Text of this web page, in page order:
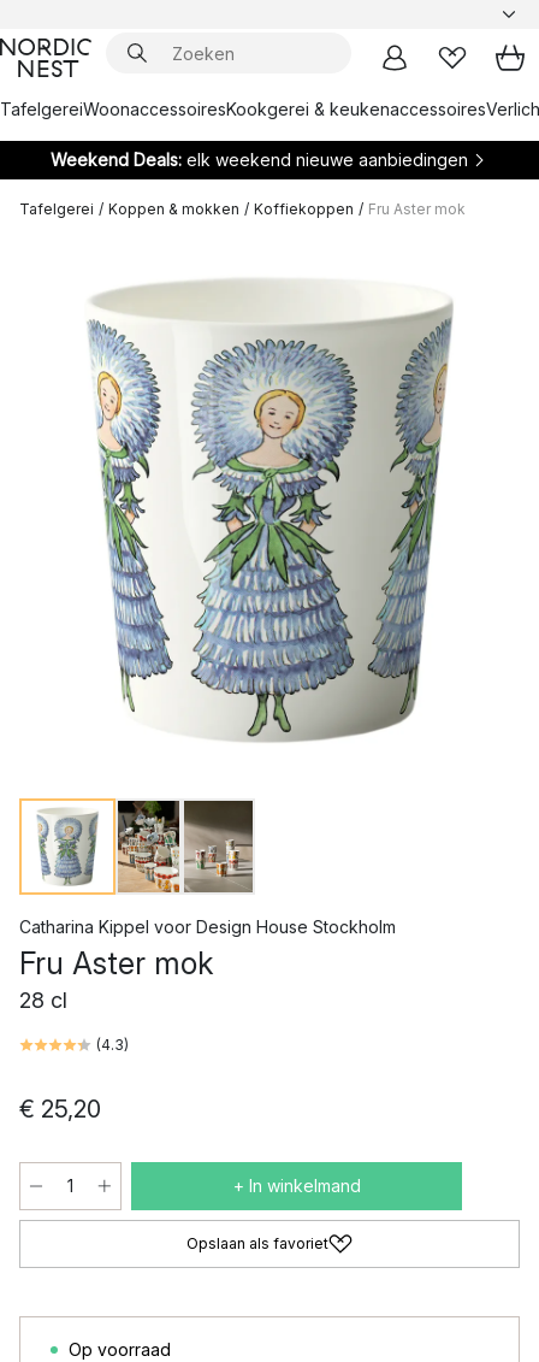
TafelgereiWoonaccessoiresKookgerei & keukenaccessoires
Weekend Deals: elk weekend nieuwe aanbiedingen
Tafelgerei / Koppen & mokken / Koffiekoppen / Fru Aster mok
Catharina Kippel voor Design House Stockholm
Fru Aster mok
28 cl
(4.3)
€ 25,20
+ In winkelmand
Opslaan als favoriet
Op voorraad